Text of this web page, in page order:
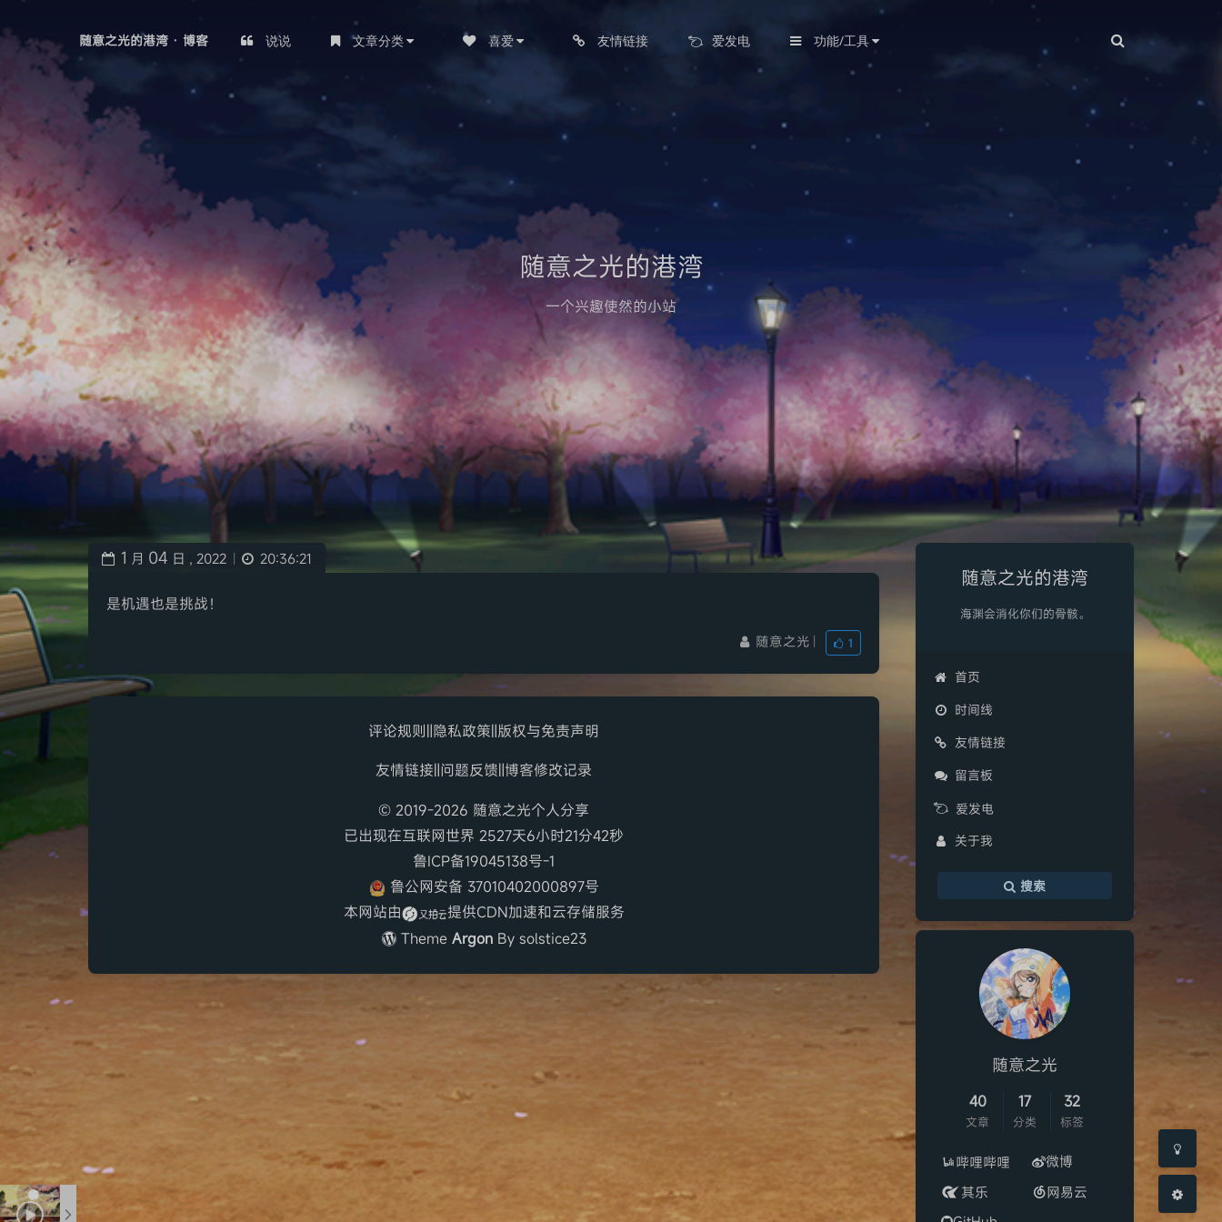
随意之光的港湾 · 博客 说说 文章分类 喜爱 友情链接 爱发电 功能/工具
随意之光的港湾
一个兴趣使然的小站
夜间模式
浅阴影
日落 暗化
随意之光的港湾
海渊会消化你们的骨骸。
首页
时间线
友情链接
留言板
爱发电
关于我
搜索
随意之光
40
文章
17
分类
32
标签
哔哩哔哩
微博
其乐
网易云
1 月 04 日 , 2022 20:36:21
是机遇也是挑战！
随意之光 1
评论规则‖隐私政策‖版权与免责声明
友情链接‖问题反馈‖博客修改记录
© 2019-2026 随意之光个人分享
已出现在互联网世界 2527天6小时21分43秒
鲁ICP备19045138号-1
鲁公网安备 37010402000897号
本网站由
提供CDN加速和云存储服务
Theme ArgonBy solstice23